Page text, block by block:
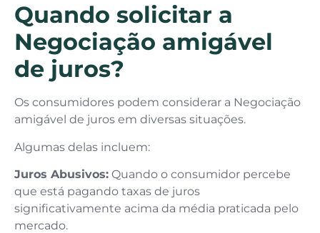
Quando solicitar a
Negociação amigável
de juros?
Os consumidores podem considerar a Negociação
amigável de juros em diversas situações.
Algumas delas incluem:
Juros Abusivos: Quando o consumidor percebe
que está pagando taxas de juros
significativamente acima da média praticada pelo
mercado.